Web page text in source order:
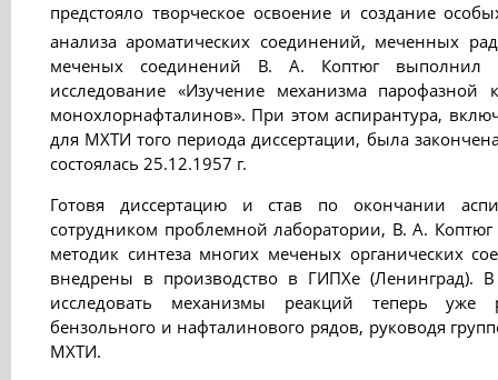
предстояло творческое освоение и создание
анализа ароматических соединений, меченных
меченых соединений В. А. Коптюг выполнил
исследование «Изучение механизма парофазной
монохлорнафталинов». При этом аспирантура,
для МХТИ того периода диссертации, была
состоялась 25.12.1957 г.
Готовя диссертацию и став по окончании
сотрудником проблемной лаборатории, В. А.
методик синтеза многих меченых органических
внедрены в производство в ГИПХе (Ленинград).
исследовать механизмы реакций теперь уже
бензольного и нафталинового рядов, руководя
МХТИ.